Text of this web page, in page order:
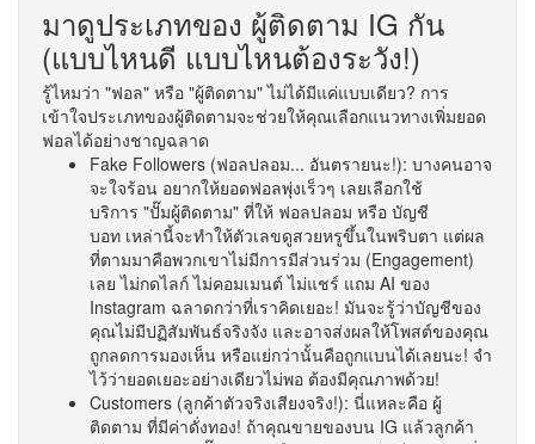
มาดูประเภทของ ผู้ติดตาม IG กัน
(แบบไหนดี แบบไหนต้องระวัง!)
รู้ไหมว่า "ฟอล" หรือ "ผู้ติดตาม" ไม่ได้มีแค่แบบเดียว? การ
เข้าใจประเภทของผู้ติดตามจะช่วยให้คุณเลือกแนวทางเพิ่มยอด
ฟอลได้อย่างชาญฉลาด
Fake Followers (ฟอลปลอม... อันตรายนะ!): บางคนอาจ
จะใจร้อน อยากให้ยอดฟอลพุ่งเร็วๆ เลยเลือกใช้
บริการ "ปั๊มผู้ติดตาม" ที่ให้ ฟอลปลอม หรือ บัญชี
บอท เหล่านี้จะทำให้ตัวเลขดูสวยหรูขึ้นในพริบตา แต่ผล
ที่ตามมาคือพวกเขาไม่มีการมีส่วนร่วม (Engagement)
เลย ไม่กดไลก์ ไม่คอมเมนต์ ไม่แชร์ แถม AI ของ
Instagram ฉลาดกว่าที่เราคิดเยอะ! มันจะรู้ว่าบัญชีของ
คุณไม่มีปฏิสัมพันธ์จริงจัง และอาจส่งผลให้โพสต์ของคุณ
ถูกลดการมองเห็น หรือแย่กว่านั้นคือถูกแบนได้เลยนะ! จำ
ไว้ว่ายอดเยอะอย่างเดียวไม่พอ ต้องมีคุณภาพด้วย!
Customers (ลูกค้าตัวจริงเสียงจริง!): นี่แหละคือ ผู้
ติดตาม ที่มีค่าดั่งทอง! ถ้าคุณขายของบน IG แล้วลูกค้า